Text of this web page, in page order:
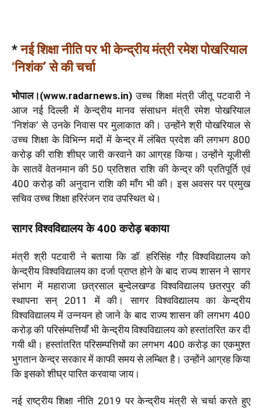
*नई शिक्षा नीति पर भी केन्द्रीय मंत्रीरमेश पोखरियाल
‘निशंक’ से की चर्चा
भोपाल।(www.radarnews.in) उच्च शिक्षा मंत्री जीतू पटवारी ने
आज नई दिल्ली में केन्द्रीय मानव संसाधन मंत्री रमेश पोखरियाल
‘निशंक’ से उनके निवास पर मुलाकात की। उन्होंने श्री पोखरियाल से
उच्च शिक्षा के विभिन्न मदों में केन्द्र में लंबित प्रदेश की लगभग 800
करोड़ की राशि शीघ्र जारी करवाने का आग्रह किया। उन्होंने यूजीसी
के सातवें वेतनमान की 50 प्रतिशत राशि की केन्द्र की प्रतिपूर्ति एवं
400 करोड़ की अनुदान राशि की माँग भी की। इस अवसर पर प्रमुख
सचिव उच्च शिक्षा हरिरंजन राव उपस्थित थे।
सागर विश्वविद्यालय के 400 करोड़ बकाया
मंत्री श्री पटवारी ने बताया कि डॉ. हरिसिंह गौऱ विश्वविद्यालय को
केन्द्रीय विश्वविद्यालय का दर्जा प्राप्त होने के बाद राज्य शासन ने सागर
संभाग में महाराजा छत्रसाल बुन्देलखण्ड विश्वविद्यालय छतरपुर की
स्थापना सन् 2011 में की। सागर विश्वविद्यालय का केन्द्रीय
विश्वविद्यालय में उन्नयन हो जाने के बाद राज्य शासन की लगभग 400
करोड़ की परिसंम्पत्तियाँ भी केन्द्रीय विश्वविद्यालय को हस्तांतरित कर दी
गयी थी। हस्तांतरित परिसम्पत्तियों का लगभग 400 करोड़ का एकमुश्त
भुगतान केन्द्र सरकार में काफी समय से लम्बित है। उन्होंने आग्रह किया
कि इसको शीघ्र पारित करवाया जाय।
नई राष्ट्रीय शिक्षा नीति 2019 पर केन्द्रीय मंत्री से चर्चा करते हुए